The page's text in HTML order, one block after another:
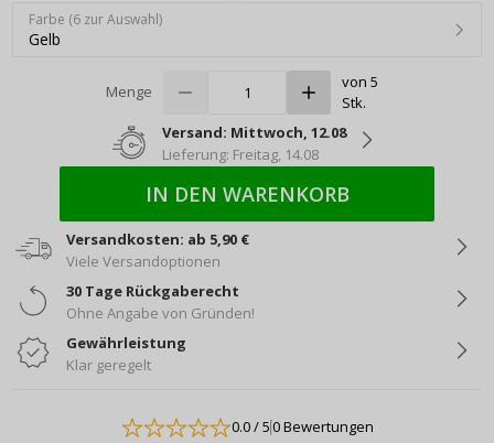
Farbe (6 zur Auswahl)
Gelb
Menge
von 5
Stk.
Versand: Mittwoch, 12.08
Lieferung: Freitag, 14.08
IN DEN WARENKORB
Versandkosten: ab 5,90 €
Viele Versandoptionen
30 Tage Rückgaberecht
Ohne Angabe von Gründen!
Gewährleistung
Klar geregelt
0.0/ 50 Bewertungen